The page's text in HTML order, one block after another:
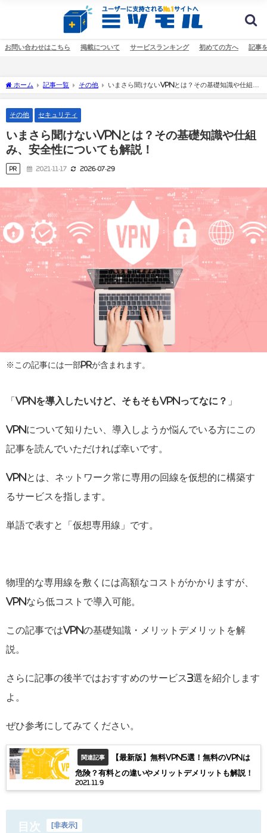
お問い合わせはこちら 掲載について サービスランキング 初めての方へ 記事
ホーム 記事一覧 その他
いまさら聞けないVPNとは？その基礎知識や仕組
その他 セキュリティ
いまさら聞けないVPNとは？その基礎知識や仕組
み、安全性についても解説！
PR 2021-11-17 2026-07-29
※この記事には一部PRが含まれます。
「VPNを導入したいけど、そもそもVPNってなに？ 」
VPNについて知りたい、導入しようか悩んでいる方にこの
記事を読んでいただければ幸いです。
VPNとは、ネットワーク常に専用の回線を仮想的に構築す
るサービスを指します。
単語で表すと「仮想専用線」です。
物理的な専用線を敷くには高額なコストがかかりますが、
VPNなら低コストで導入可能。
この記事ではVPNの基礎知識・メリットデメリットを解
説。
さらに記事の後半ではおすすめのサービス3選を紹介します
よ。
ぜひ参考にしてみてください。
関連記事 【最新版】無料VPN5選！無料のVPNは
危険？有料との違いやメリットデメリットも解説！
2021.11.9
目次 [非表示]